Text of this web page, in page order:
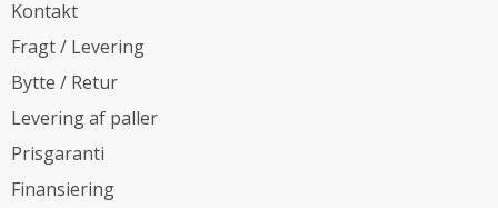
Kontakt
Fragt / Levering
Bytte / Retur
Levering af paller
Prisgaranti
Finansiering